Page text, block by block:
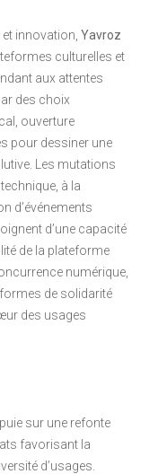
innovation, Yavroz
culturelles et
aux attentes
des choix
ouverture
pour dessiner une
Les mutations
à la
d’événements
d’une capacité
de la plateforme
numérique,
de solidarité
des usages
sur une refonte
favorisant la
d’usages.